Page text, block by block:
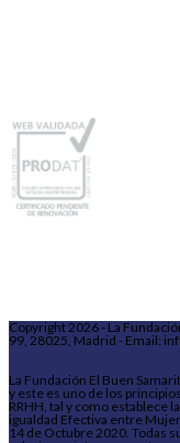
Copyright 2026 - La
99, 28025, Madrid - Email:
La Fundación El Buen
y este es uno de los
RRHH, tal y como establece
igualdad Efectiva entre
14 de Octubre 2020. Todas